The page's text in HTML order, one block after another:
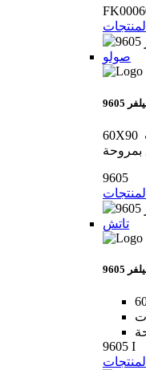
صولو
60X90 صولو استانلس سيلفر جميع الكماليات
بمروحة
9605
تاتش
9605 I